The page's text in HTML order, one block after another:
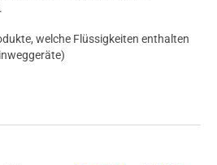
welche Flüssigkeiten enthalten